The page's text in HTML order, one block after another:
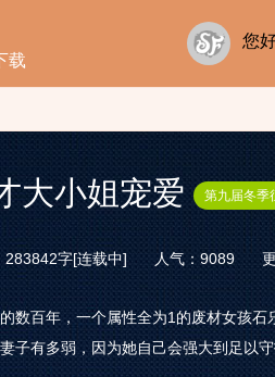
载
您
大小姐宠爱 第九届冬季
283842字[连载中] 人气：9089
数百年，一个属性全为1的废材女孩
有多弱，因为她自己会强大到足以